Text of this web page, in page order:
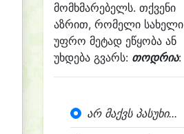
მომხმარებელს. თქვენი
აზრით, რომელი სახელი
უფრო მეტად ეწყობა ან
უხდება გვარს: თოდრია:
არ მაქვს პასუხი...